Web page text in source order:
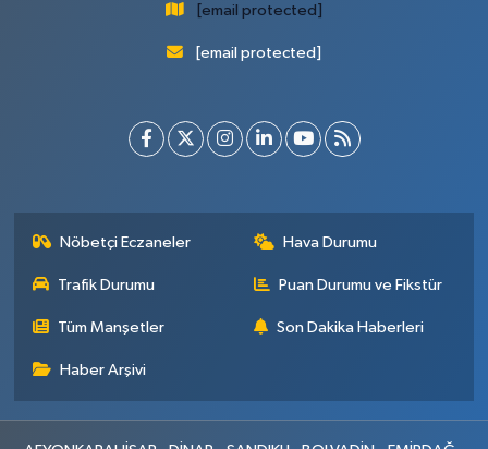
[email protected]
[email protected]
Nöbetçi Eczaneler Hava Durumu
Trafik Durumu Puan Durumu ve Fikstür
Tüm Manşetler Son Dakika Haberleri
Haber Arşivi